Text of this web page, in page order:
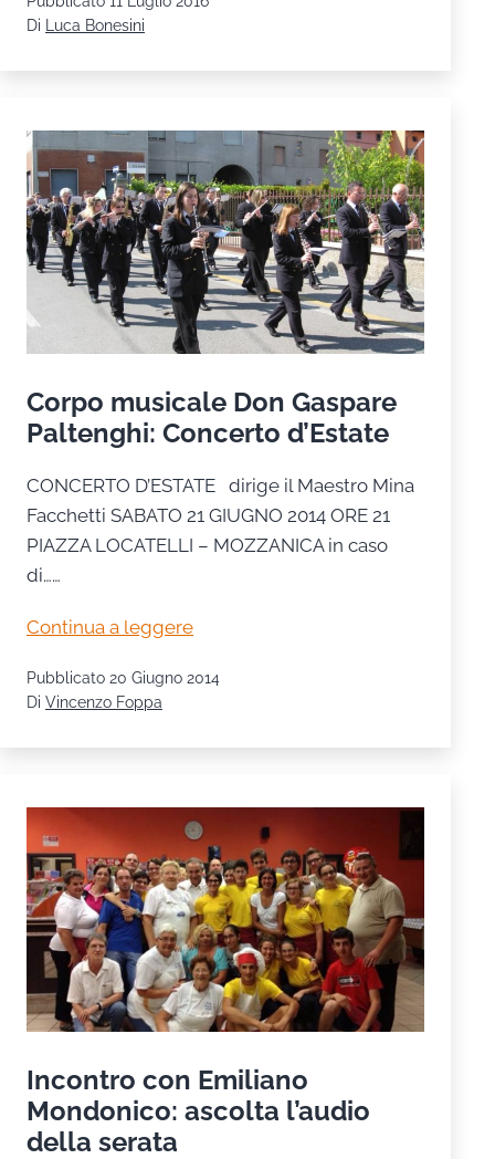
foto
serata
del
Cregrest
2016.
Di
Luca Bonesini
Corpo musicale Don Gaspare
Paltenghi: Concerto d’Estate
CONCERTO D’ESTATE dirige il Maestro Mina
Facchetti SABATO 21 GIUGNO 2014 ORE 21
PIAZZA LOCATELLI – MOZZANICA in caso
di……
Continua a leggereCorpo
Don
Paltenghi:
d’Estate
Pubblicato 20 Giugno 2014
Di Vincenzo Foppa
Incontro con Emiliano
Mondonico: ascolta l’audio
della serata